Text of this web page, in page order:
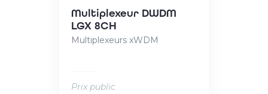
Multiplexeur DWDM
LGX 8CH
Multiplexeurs xWDM
Prix public